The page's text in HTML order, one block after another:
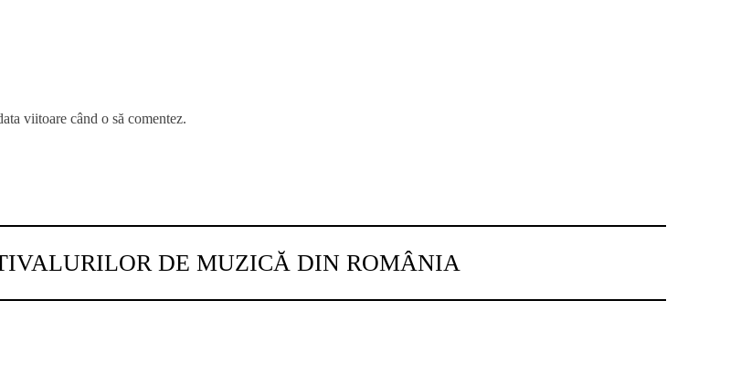
viitoare când o să comentez.
DE MUZICĂ DIN ROMÂNIA